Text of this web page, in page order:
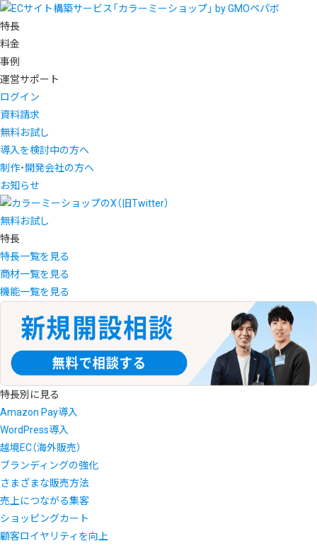
特長
料金
事例
運営サポート
ログイン
資料請求
無料お試し
導入を検討中の方へ
制作・開発会社の方へ
お知らせ
無料お試し
特長
特長一覧を見る
商材一覧を見る
機能一覧を見る
特長別に見る
Amazon Pay導入
WordPress導入
越境EC（海外販売）
ブランディングの強化
さまざまな販売方法
売上につながる集客
ショッピングカート
顧客ロイヤリティを向上